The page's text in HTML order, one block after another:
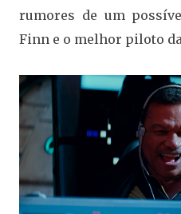
rumores de um
Finn e o melhor piloto